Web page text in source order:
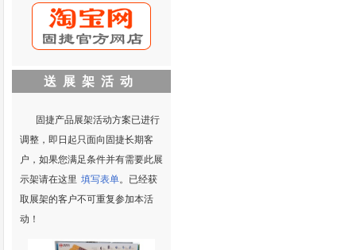
送展架活动
固捷产品展架活动方案已进行
调整，即日起只面向固捷长期客
户，如果您满足条件并有需要此展
示架请在这里填写表单。已经获
取展架的客户不可重复参加本活
动！